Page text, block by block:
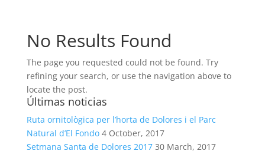
No Results Found
The page you requested could not be found. Try
refining your search, or use the navigation above to
locate the post.
Últimas noticias
Ruta ornitològica per l’horta de Dolores i el Parc
Natural d’El Fondo 4 October, 2017
Setmana Santa de Dolores 2017 30 March, 2017